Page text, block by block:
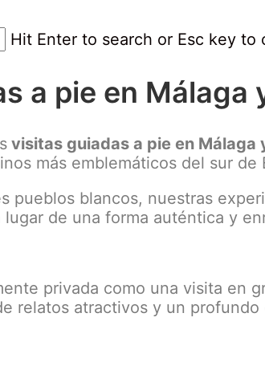
Hit Enter to search or Esc key to
a pie en Málaga
visitas guiadas a pie en Málaga
más emblemáticos del sur de
pueblos blancos, nuestras
de una forma auténtica y
privada como una visita en
relatos atractivos y un